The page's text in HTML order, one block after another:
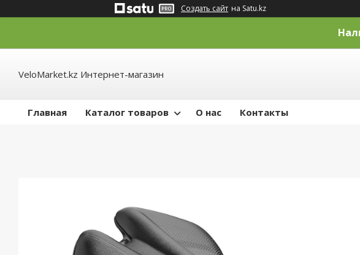
Создать сайт на Satu.kz
VeloMarket.kz Интернет-магазин
Главная Каталог товаров О нас Контакты